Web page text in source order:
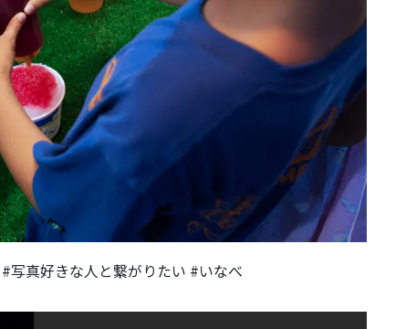
写真好きな人と繋がりたい #いなべ